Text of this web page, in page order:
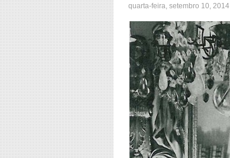
quarta-feira, setembro 10, 2014